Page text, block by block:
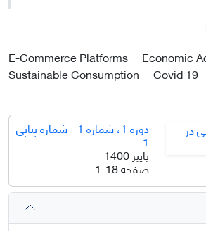
E-Commerce Platforms
Economic
Sustainable Consumption
Covid 19
دوره 1، شماره 1 - شماره پیاپی
1
پاییز 1400
صفحه1-18